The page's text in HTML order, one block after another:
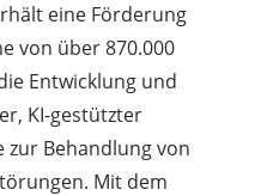
eine Förderung
von über 870.000
Entwicklung und
KI-gestützter
Behandlung von
Mit dem